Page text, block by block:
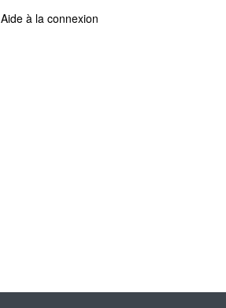
Aide à la connexion